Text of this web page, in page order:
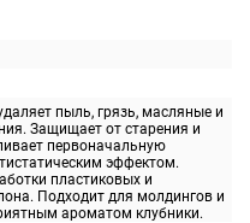
пыль, грязь, масляные и
Защищает от старения и
первоначальную
эффектом.
пластиковых и
Подходит для молдингов и
ароматом клубники.